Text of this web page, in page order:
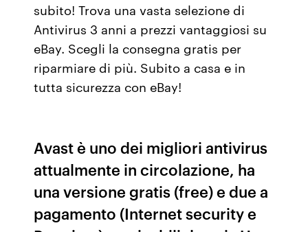
subito! Trova una vasta selezione di
Antivirus 3 anni a prezzi vantaggiosi su
eBay. Scegli la consegna gratis per
riparmiare di più. Subito a casa e in
tutta sicurezza con eBay!
Avast è uno dei migliori antivirus
attualmente in circolazione, ha
una versione gratis (free) e due a
pagamento (Internet security e